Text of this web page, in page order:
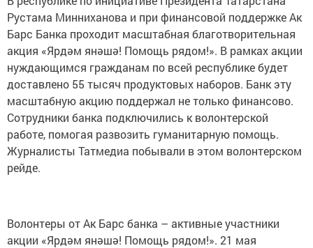
Рустама Минниханова и при финансовой поддержке Ак
Барс Банка проходит масштабная благотворительная
акция «Ярдәм янәшә! Помощь рядом!». В рамках акции
нуждающимся гражданам по всей республике будет
доставлено 55 тысяч продуктовых наборов. Банк эту
масштабную акцию поддержал не только финансово.
Сотрудники банка подключились к волонтерской
работе, помогая развозить гуманитарную помощь.
Журналисты Татмедиа побывали в этом волонтерском
рейде.
Волонтеры от Ак Барс банка – активные участники
акции «Ярдәм янәшә! Помощь рядом!». 21 мая